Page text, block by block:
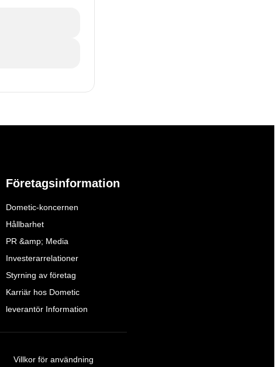
Företagsinformation
Dometic-koncernen
Hållbarhet
PR &amp; Media
Investerarrelationer
Styrning av företag
Karriär hos Dometic
leverantör Information
Villkor för användning